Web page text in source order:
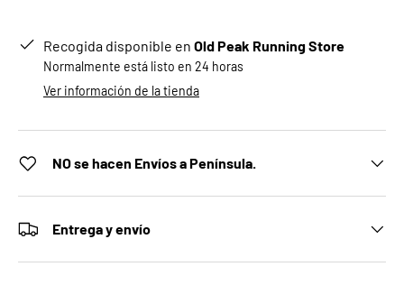
Recogida disponible en Old Peak Running Store
Normalmente está listo en 24 horas
Ver información de la tienda
NO se hacen Envíos a Península.
Entrega y envío